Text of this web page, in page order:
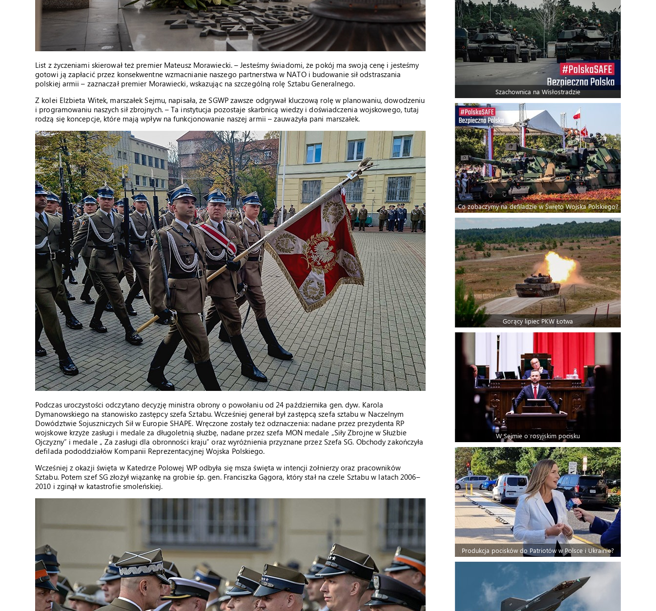
List z życzeniami skierował też premier Mateusz Morawiecki. – Jesteśmy świadomi, że pokój ma swoją cenę i jesteśmy
gotowi ją zapłacić przez konsekwentne wzmacnianie naszego partnerstwa w NATO i budowanie sił odstraszania
polskiej armii – zaznaczał premier Morawiecki, wskazując na szczególną rolę Sztabu Generalnego.
Z kolei Elżbieta Witek, marszałek Sejmu, napisała, że SGWP zawsze odgrywał kluczową rolę w planowaniu, dowodzeniu
i programowaniu naszych sił zbrojnych. – Ta instytucja pozostaje skarbnicą wiedzy i doświadczenia wojskowego, tutaj
rodzą się koncepcje, które mają wpływ na funkcjonowanie naszej armii – zauważyła pani marszałek.
Podczas uroczystości odczytano decyzję ministra obrony o powołaniu od 24 października gen. dyw. Karola
Dymanowskiego na stanowisko zastępcy szefa Sztabu. Wcześniej generał był zastępcą szefa sztabu w Naczelnym
Dowództwie Sojuszniczych Sił w Europie SHAPE. Wręczone zostały też odznaczenia: nadane przez prezydenta RP
wojskowe krzyże zasługi i medale za długoletnią służbę, nadane przez szefa MON medale „Siły Zbrojne w Służbie
Ojczyzny” i medale „ Za zasługi dla obronności kraju” oraz wyróżnienia przyznane przez Szefa SG. Obchody zakończyła
defilada pododdziałów Kompanii Reprezentacyjnej Wojska Polskiego.
Wcześniej z okazji święta w Katedrze Polowej WP odbyła się msza święta w intencji żołnierzy oraz pracowników
Sztabu. Potem szef SG złożył wiązankę na grobie śp. gen. Franciszka Gągora, który stał na czele Sztabu w latach 2006–
2010 i zginął w katastrofie smoleńskiej.
Szachownica na Wisłostradzie
Co zobaczymy na defiladzie w Święto Wojska Polskiego?
Gorący lipiec PKW Łotwa
W Sejmie o rosyjskim pocisku
Produkcja pocisków do Patriotów w Polsce i Ukrainie?